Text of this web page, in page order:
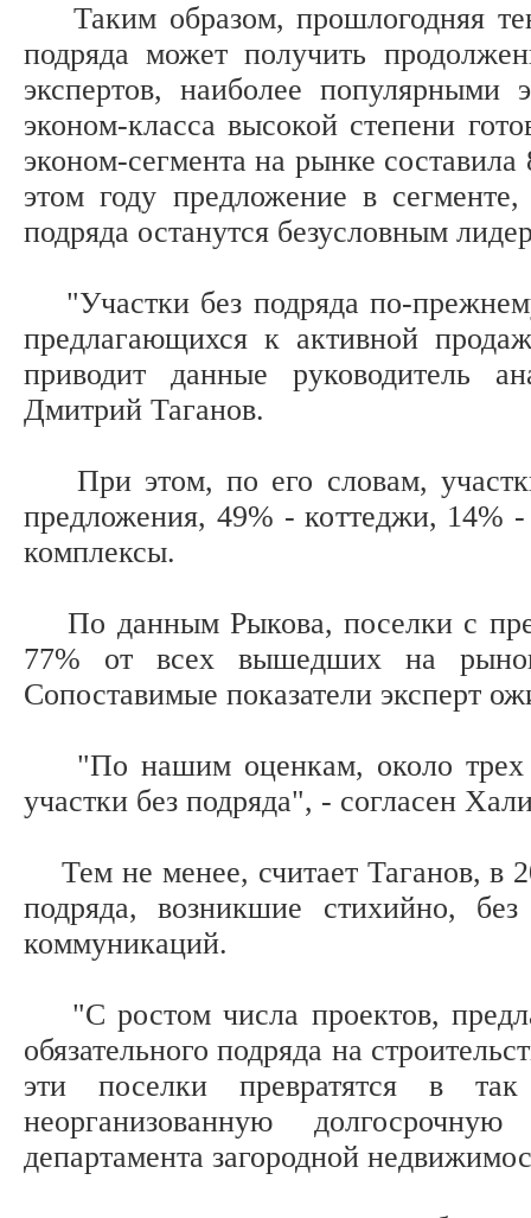
Таким образом, прошлогодняя
подряда может получить
экспертов, наиболее популярными
эконом-класса высокой степени
эконом-сегмента на рынке
этом году предложение в
подряда останутся безусловным
"Участки без подряда по-
предлагающихся к активной
приводит данные руководитель
Дмитрий Таганов.
При этом, по его словам,
предложения, 49% - коттеджи,
комплексы.
По данным Рыкова, поселки с
77% от всех вышедших на
Сопоставимые показатели эксперт
"По нашим оценкам, около трех
участки без подряда", - согласен
Тем не менее, считает Таганов, в
подряда, возникшие стихийно,
коммуникаций.
"С ростом числа проектов,
обязательного подряда на
эти поселки превратятся в
неорганизованную
департамента загородной